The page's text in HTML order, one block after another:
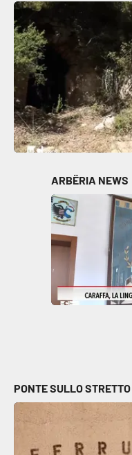
ARBËRIA NEWS
PONTE SULLO STRETTO